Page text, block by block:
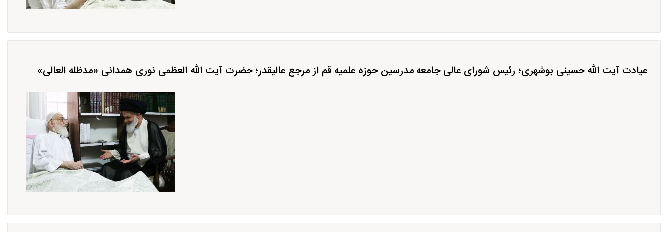
عیادت آیت الله حسینی بوشهری؛ رئیس شورای عالی جامعه مدرسین حوزه علمیه قم از مرجع عالیقدر؛ حضرت آیت الله العظمی نوری همدانی «مدظله العالی»